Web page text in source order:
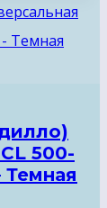
500-
Темная